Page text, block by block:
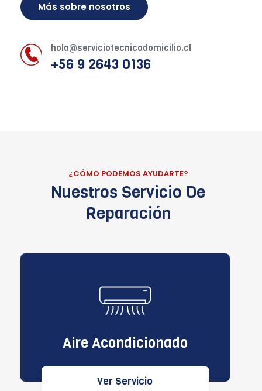
Más sobre nosotros
hola@serviciotecnicodomicilio.cl
+56 9 2643 0136
¿CÓMO PODEMOS AYUDARTE?
Nuestros Servicio De
Reparación
Aire Acondicionado
Ver Servicio